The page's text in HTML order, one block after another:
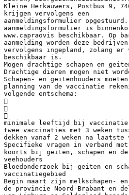
Kleine Herkauwers, Postbus 9,
krijgen vervolgens een
aanmeldingsformulier
aanmeldingsformulier is
www.capraovis beschikbaar. Op
aanmelding worden deze bedrijven
vervolgens ingepland, zolang er
beschikbaar is.
Mogen drachtige schapen en
Drachtige dieren mogen niet
Schapen- en geitenhouders
planning van de vaccinatie
volgende entschema:



minimale leeftijd bij vaccinatie
twee vaccinaties met 3 weken
dekken vanaf 2 weken na
Specifieke vragen in verband
koorts bij geiten, schapen en de
veehouders
Bloedonderzoek bij geiten en
vaccinatiegebied
Begin maart zijn melkschapen-
de provincie Noord-Brabant en